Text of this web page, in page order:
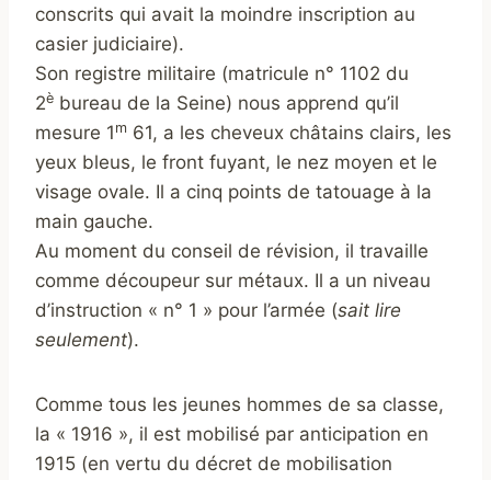
conscrits qui avait la moindre inscription au
casier judiciaire).
Son registre militaire (matricule n° 1102 du
2è bureau de la Seine) nous apprend qu’il
mesure 1 m 61, a les cheveux châtains clairs, les
yeux bleus, le front fuyant, le nez moyen et le
visage ovale. Il a cinq points de tatouage à la
main gauche.
Au moment du conseil de révision, il travaille
comme découpeur sur métaux. Il a un niveau
d’instruction « n° 1 » pour l’armée (sait lire
seulement).
Comme tous les jeunes hommes de sa classe,
la « 1916 », il est mobilisé par anticipation en
1915 (en vertu du décret de mobilisation